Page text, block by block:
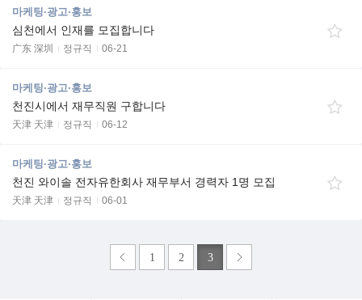
마케팅·광고·홍보
심천에서 인재를 모집합니다
广东 深圳 정규직 06-21
마케팅·광고·홍보
천진시에서 재무직원 구합니다
天津 天津 정규직 06-12
마케팅·광고·홍보
천진 와이솔 전자유한회사 재무부서 경력자 1명 모집
天津 天津 정규직 06-01
1 2 3